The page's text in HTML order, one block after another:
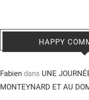
HAPPY
Fabien dans UNE
MONTEYNARD ET AU